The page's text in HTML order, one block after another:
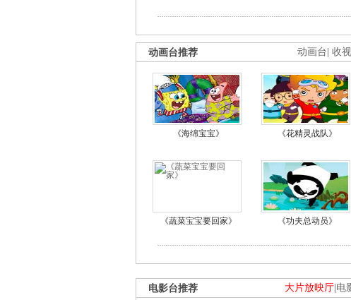
动画台 收
动画台推荐
《海绵宝宝》 《花精灵战队》
《蔬菜宝宝要回家》 《功夫总动员》
大片放映厅 电
电影台推荐